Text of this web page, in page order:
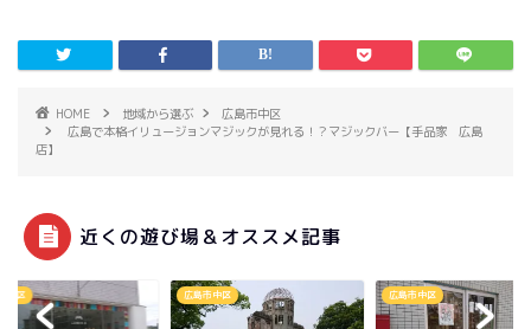
HOME 地域から選ぶ
広島市中区
広島で本格イリュージョンマジックが見れる！？マジックバー【手品家 広島
店】
近くの遊び場＆オススメ記事
中区 広島市中区 広島市中区